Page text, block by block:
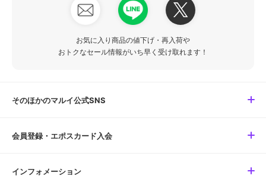
お気に入り商品の値下げ・再入荷や
おトクなセール情報がいち早く受け取れます！
そのほかのマルイ公式SNS
会員登録・エポスカード入会
インフォメーション